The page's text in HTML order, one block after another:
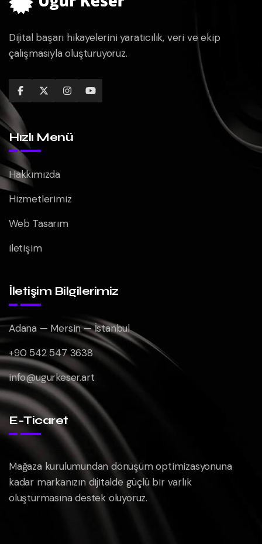
Dijital başarı hikayelerini yaratıcılık, veri ve ekip
çalışmasıyla oluşturuyoruz.
Hızlı Menü
Hakkımızda
Hizmetlerimiz
Web Tasarım
iletişim
İletişim Bilgilerimiz
Adana — Mersin — İstanbul
+90 542 547 3638
info@ugurkeser.art
E-Ticaret
Mağaza kurulumundan dönüşüm optimizasyonuna
kadar markanızın dijitalde güçlü bir varlık
oluşturmasına destek oluyoruz.